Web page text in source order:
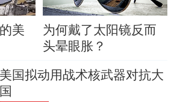
美
为何戴了太阳镜反而
头晕眼胀？
美国拟动用战术核武器对抗大
国